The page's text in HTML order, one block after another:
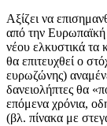
Αξίζει να
από την Ευρωπαϊκή
νέου ελκυστικά τα
θα επιτευχθεί ο
ευρωζώνης)
δανειολήπτες θα
επόμενα χρόνια,
(βλ. πίνακα με